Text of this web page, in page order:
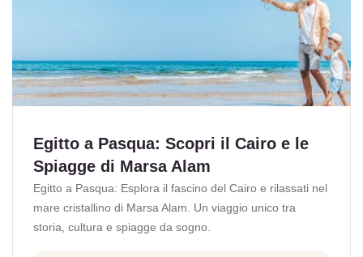
Egitto a Pasqua: Scopri il Cairo e le
Spiagge di Marsa Alam
Egitto a Pasqua: Esplora il fascino del Cairo e rilassati nel
mare cristallino di Marsa Alam. Un viaggio unico tra
storia, cultura e spiagge da sogno.